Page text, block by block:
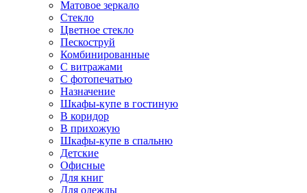
Матовое зеркало
Стекло
Цветное стекло
Пескоструй
Комбинированные
С витражами
С фотопечатью
Назначение
Шкафы-купе в гостиную
В коридор
В прихожую
Шкафы-купе в спальню
Детские
Офисные
Для книг
Для одежды